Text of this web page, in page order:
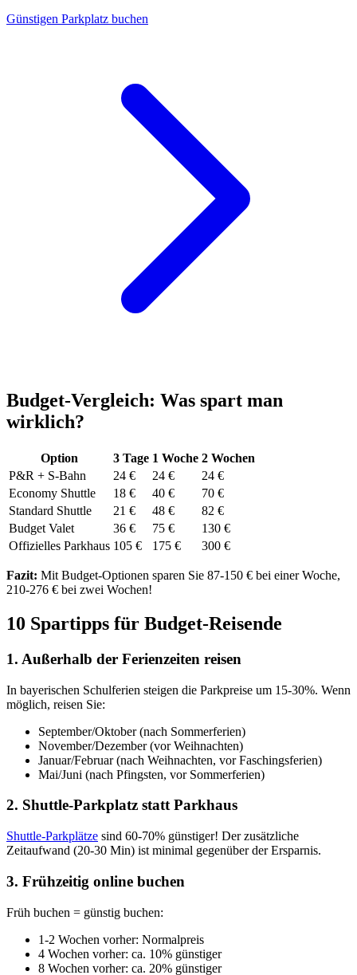
Günstigen Parkplatz buchen
Budget-Vergleich: Was spart man
wirklich?
Option 3 Tage 1 Woche 2 Wochen
P&R + S-Bahn
24 € 24 €
24 €
Economy Shuttle
18 € 40 €
70 €
Standard Shuttle
21 € 48 €
82 €
Budget Valet
36 € 75 €
130 €
Offizielles Parkhaus 105 € 175 € 300 €
Fazit: Mit Budget-Optionen sparen Sie 87-150 € bei einer Woche,
210-276 € bei zwei Wochen!
10 Spartipps für Budget-Reisende
1. Außerhalb der Ferienzeiten reisen
In bayerischen Schulferien steigen die Parkpreise um 15-30%. Wenn
möglich, reisen Sie:
September/Oktober (nach Sommerferien)
November/Dezember (vor Weihnachten)
Januar/Februar (nach Weihnachten, vor Faschingsferien)
Mai/Juni (nach Pfingsten, vor Sommerferien)
2. Shuttle-Parkplatz statt Parkhaus
Shuttle-Parkplätze sind 60-70% günstiger! Der zusätzliche
Zeitaufwand (20-30 Min) ist minimal gegenüber der Ersparnis.
3. Frühzeitig online buchen
Früh buchen = günstig buchen:
1-2 Wochen vorher: Normalpreis
4 Wochen vorher: ca. 10% günstiger
8 Wochen vorher: ca. 20% günstiger